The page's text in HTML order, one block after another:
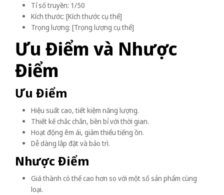
Tỉ số truyền: 1/50
Kích thước: [Kích thước cụ thể]
Trọng lượng: [Trọng lượng cụ thể]
Ưu Điểm và Nhược
Điểm
Ưu Điểm
Hiệu suất cao, tiết kiệm năng lượng.
Thiết kế chắc chắn, bền bỉ với thời gian.
Hoạt động êm ái, giảm thiểu tiếng ồn.
Dễ dàng lắp đặt và bảo trì.
Nhược Điểm
Giá thành có thể cao hơn so với một số sản phẩm cùng
loại.